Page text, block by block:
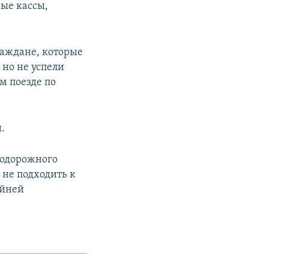
кассы,
которые
не успели
поезде по
подходить к